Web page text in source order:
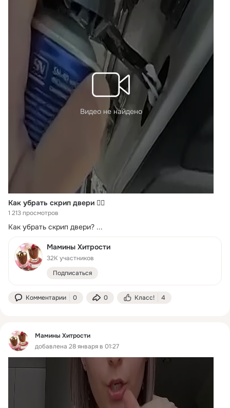
Видео не найдено
Как убрать скрип двери ☝🏻
1 213 просмотров
Как убрать скрип двери? ...
Мамины Хитрости
32K участников
Подписаться
Комментарии 0 0 Класс! 4
Мамины Хитрости
добавлена 28 января в 01:27